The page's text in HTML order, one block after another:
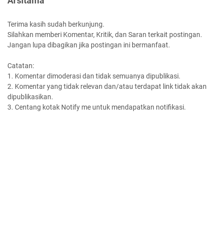
Terima kasih sudah berkunjung.
Silahkan memberi Komentar, Kritik, dan Saran terkait postingan.
Jangan lupa dibagikan jika postingan ini bermanfaat.
Catatan:
1. Komentar dimoderasi dan tidak semuanya dipublikasi.
2. Komentar yang tidak relevan dan/atau terdapat link tidak akan
dipublikasikan.
3. Centang kotak Notify me untuk mendapatkan notifikasi.